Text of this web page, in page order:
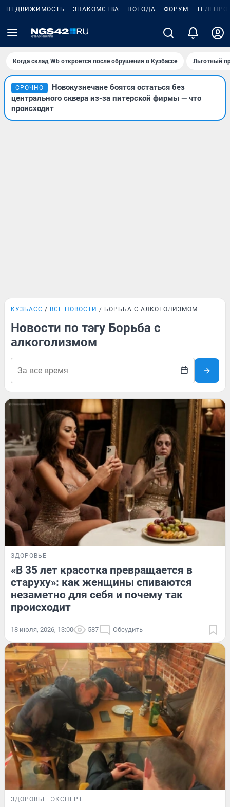
НЕДВИЖИМОСТЬ ЗНАКОМСТВА ПОГОДА ФОРУМ
Когда склад Wb откроется после обрушения в Кузбассе Льготный
СРОЧНО
Новокузнечане боятся остаться без
центрального сквера из-за питерской фирмы — что
происходит
КУЗБАСС ВСЕ НОВОСТИ БОРЬБА С АЛКОГОЛИЗМОМ
Новости по тэгу Борьба с
алкоголизмом
ЗДОРОВЬЕ
«В 35 лет красотка превращается в
старуху»: как женщины спиваются
незаметно для себя и почему так
происходит
18 июля, 2026, 13:00 587 Обсудить
ЗДОРОВЬЕ ЭКСПЕРТ